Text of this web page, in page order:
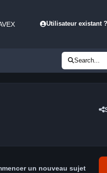
Utilisateur existant
Search...
un nouveau sujet